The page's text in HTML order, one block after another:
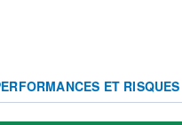
ET RISQUES